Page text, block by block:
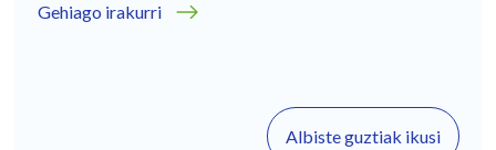
Gehiago irakurri
Albiste guztiak ikusi